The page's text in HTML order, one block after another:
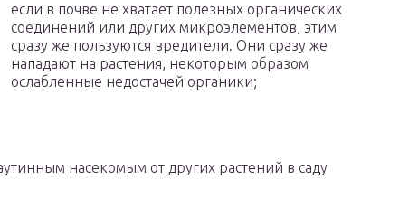
если в почве не хватает полезных органических
соединений или других микроэлементов, этим
сразу же пользуются вредители. Они сразу же
нападают на растения, некоторым образом
ослабленные недостачей органики;
насекомым от других растений в саду